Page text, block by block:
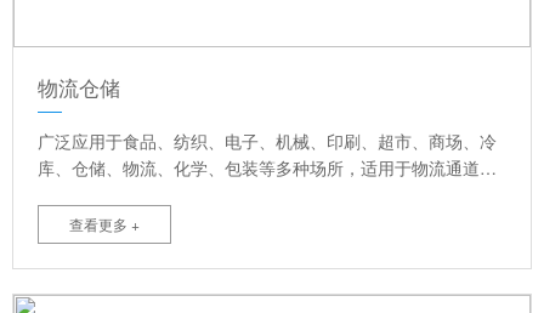
物流仓储
广泛应用于食品、纺织、电子、机械、印刷、超市、商场、冷
库、仓储、物流、化学、包装等多种场所，适用于物流通道，
足物流及洁净场所，并且节省能源，提高空调效果，高速自动
关闭，提高作用效率，创造理想舒适的作业环境等优点。
查看更多 +